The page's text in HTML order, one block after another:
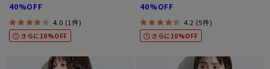
40%OFF
4.0 (1件)
さらに10%OFF
40%OFF
4.2 (5件)
さらに10%OFF